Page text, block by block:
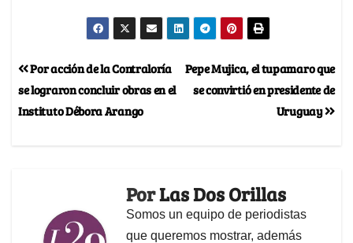
Pepe Mujica, el tupamaro que
se convirtió en presidente de
Uruguay
Por acción de la Contraloría
se lograron concluir obras en el
Instituto Débora Arango
PorLas Dos Orillas
Somos un equipo de periodistas
que queremos mostrar, además